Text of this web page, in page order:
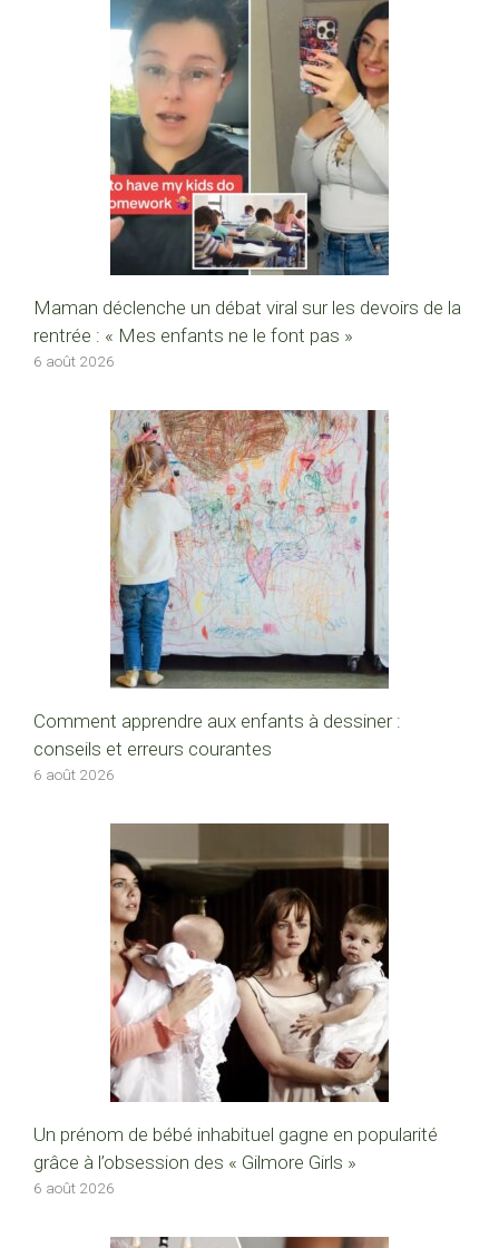
Maman déclenche un débat viral sur les devoirs de la
rentrée : « Mes enfants ne le font pas »
6 août 2026
Comment apprendre aux enfants à dessiner :
conseils et erreurs courantes
6 août 2026
Un prénom de bébé inhabituel gagne en popularité
grâce à l’obsession des « Gilmore Girls »
6 août 2026